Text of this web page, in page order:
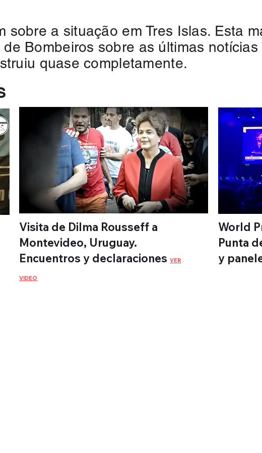
sobre a situação em Tres Islas. Esta
Bombeiros sobre as últimas
quase completamente.
Visita de Dilma Rousseff a
Montevideo, Uruguay.
Encuentros y declaraciones VER
VIDEO
World
Punta
y